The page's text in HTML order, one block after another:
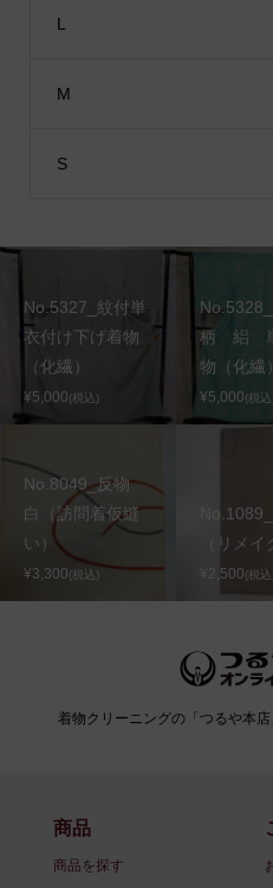
L
M
S
No.5327_紋付単
衣付け下げ着物
（化繊）
¥5,000(税込)
柄 絽
物（化繊）
¥5,000(税
No.8049_反物
白（訪問着仮縫
い）
¥3,300(税込)
（リメイ
¥2,500(税
着物クリーニングの「つるや本
商品
商品を探す